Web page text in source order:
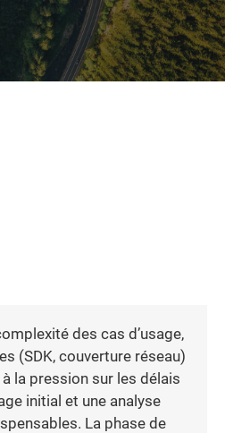
des cas d’usage,
(SDK, couverture réseau)
la pression sur les délais
initial et une analyse
La phase de